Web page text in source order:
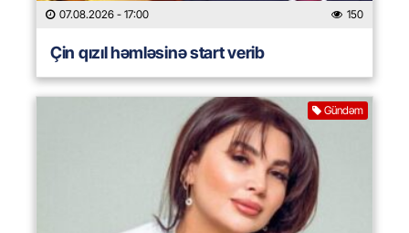
07.08.2026 - 17:00 150
Çin qızıl həmləsinə start verib
Gündəm